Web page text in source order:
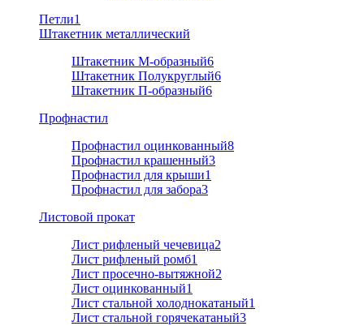
Петли1
Штакетник металлический
Штакетник М-образный6
Штакетник Полукруглый6
Штакетник П-образный6
Профнастил
Профнастил оцинкованный8
Профнастил крашенный3
Профнастил для крыши1
Профнастил для забора3
Листовой прокат
Лист рифленый чечевица2
Лист рифленый ромб1
Лист просечно-вытяжной2
Лист оцинкованный1
Лист стальной холоднокатаный1
Лист стальной горячекатаный3